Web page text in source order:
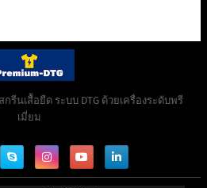
รีนเสื้อยืด ระบบ DTG ด้วยเครื่องระดับพรี
เมี่ยม